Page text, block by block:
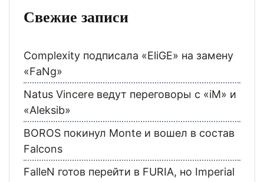
Свежие записи
Complexity подписала «EliGE» на замену
«FaNg»
Natus Vincere ведут переговоры с «iM» и
«Aleksib»
BOROS покинул Monte и вошел в состав
Falcons
FalleN готов перейти в FURIA, но Imperial